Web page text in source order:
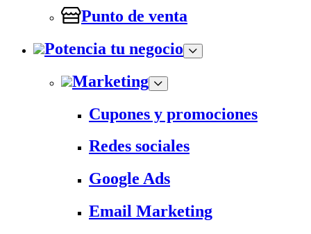
Punto de venta
Potencia tu negocio
Marketing
Cupones y promociones
Redes sociales
Google Ads
Email Marketing